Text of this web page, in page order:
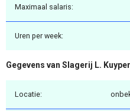
Maximaal salaris:
Uren per week:
Gegevens van Slagerij L.
Locatie: